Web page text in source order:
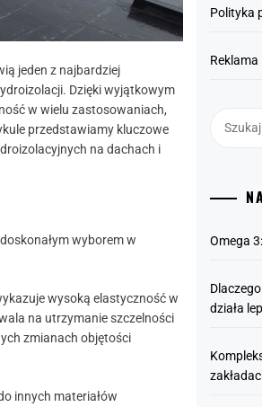
jeden z najbardziej
Dzięki wyjątkowym
w wielu zastosowaniach,
przedstawiamy kluczowe
na dachach i
wyborem w
wysoką elastyczność w
na utrzymanie szczelności
zmianach objętości
innych materiałów
Polityka
Reklama
Omega
działa